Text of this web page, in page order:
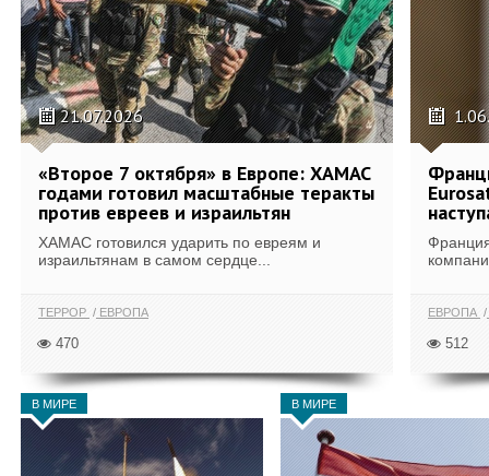
21.07.2026
«Второе 7 октября» в Европе: ХАМАС
годами готовил масштабные теракты
против евреев и израильтян
ХАМАС готовился ударить по евреям и
израильтянам в самом сердце...
ТЕРРОР ЕВРОПА
470
ЕВРОПА
512
В МИРЕ В МИРЕ